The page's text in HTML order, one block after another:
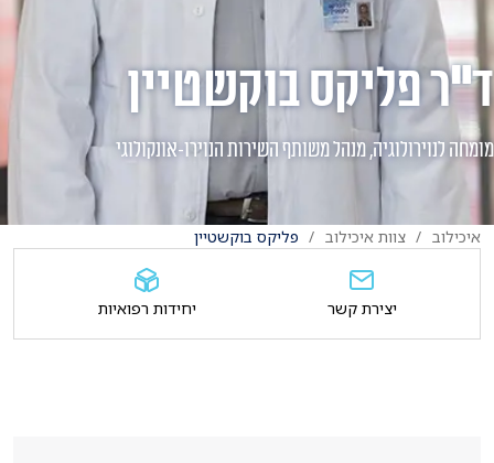
ד"ר פליקס בוקשטיין
מומחה לנוירולוגיה, מנהל משותף השירות הנוירו-אונקולוגי
איכילוב צוות איכילוב פליקס בוקשטיין
יצירת קשר יחידות רפואיות